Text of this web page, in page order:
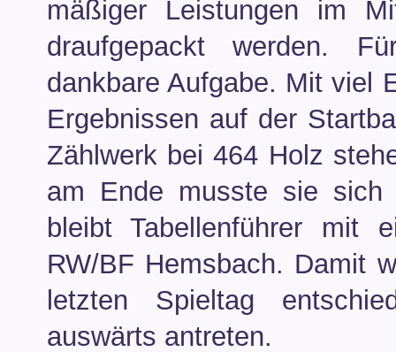
mäßiger Leistungen im
draufgepackt werden.
dankbare Aufgabe. Mit viel
Ergebnissen auf der
Zählwerk bei 464 Holz
am Ende musste sie
bleibt Tabellenführer mit
RW/BF Hemsbach. Damit
letzten Spieltag
auswärts antreten.